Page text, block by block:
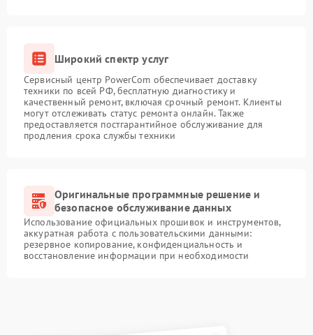
Широкий спектр услуг
Сервисный центр PowerCom обеспечивает доставку
техники по всей РФ, бесплатную диагностику и
качественный ремонт, включая срочный ремонт. Клиенты
могут отслеживать статус ремонта онлайн. Также
предоставляется постгарантийное обслуживание для
продления срока службы техники
Оригинальные программные решение и
безопасное обслуживание данных
Использование официальных прошивок и инструментов,
аккуратная работа с пользовательскими данными:
резервное копирование, конфиденциальность и
восстановление информации при необходимости